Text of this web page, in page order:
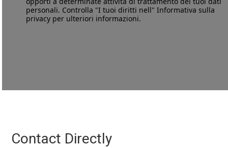
personali. Controlla "I tuoi diritti nell" Informativa sulla
privacy per ulteriori informazioni.
Contact Directly